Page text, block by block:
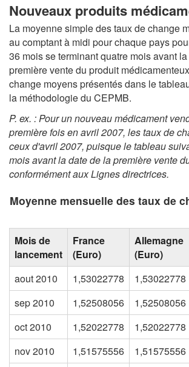
Nouveaux produits
La moyenne simple des taux de change
au comptant à midi pour chaque pays
36 mois se terminant quatre mois avant
première vente du produit
change moyens présentés dans le
la méthodologie du CEPMB.
P. ex. : Pour un nouveau médicament
première fois en avril 2007, les taux de
ceux d'avril 2007, puisque le tableau
mois avant la date de la première vente
conformément aux Lignes directrices.
Moyenne mensuelle des taux de
Mois de
lancement
France
(Euro)
Allemagne
(Euro)
aout 2010 1,53022778 1,53022778
sep 2010
1,52508056 1,52508056
oct 2010
1,52022778 1,52022778
nov 2010
1,51575556 1,51575556